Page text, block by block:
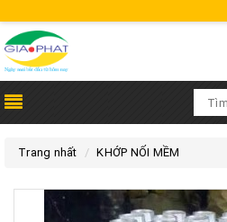
Trang nhất KHỚP NỐI MỀM